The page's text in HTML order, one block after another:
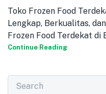
Toko Frozen Food
Lengkap, Berkualitas,
Frozen Food Terdekat di
Continue Reading